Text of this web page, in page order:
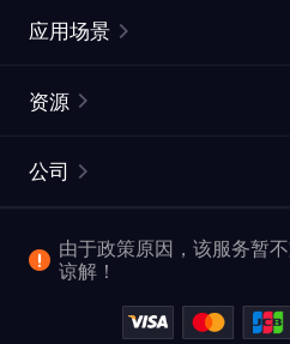
静态住宅代理
网页抓取 API
视频下载 API
ISP代理
ProxySite
应用场景
市场研究
爬行和索引
查看全部使用场景
资源
常见问题解答
位置
公司
企业服务
反洗钱合规计划
由于政策原因，该服务暂
谅解！